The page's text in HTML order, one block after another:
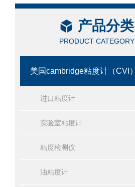
产品分类
PRODUCT CATEGORY
美国cambridge粘度计（CVI）
进口粘度计
实验室粘度计
粘度检测仪
油粘度计